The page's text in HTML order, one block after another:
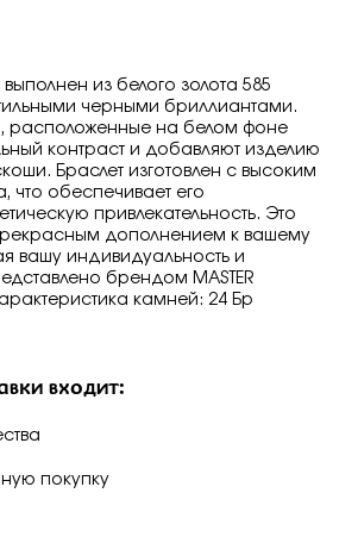
из белого золота 585
черными бриллиантами.
расположенные на белом фоне
контраст и добавляют изделию
Браслет изготовлен с высоким
что обеспечивает его
привлекательность. Это
дополнением к вашему
вашу индивидуальность и
брендом MASTER
камней: 24 Бр
входит:
покупку